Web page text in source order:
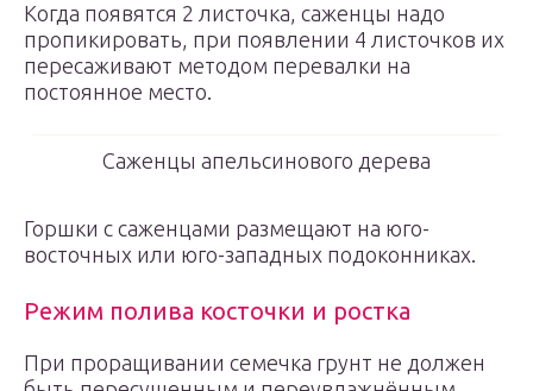
Когда появятся 2 листочка, саженцы надо
пропикировать, при появлении 4 листочков их
пересаживают методом перевалки на
постоянное место.
Саженцы апельсинового дерева
Горшки с саженцами размещают на юго-
восточных или юго-западных подоконниках.
Режим полива косточки и ростка
При проращивании семечка грунт не должен